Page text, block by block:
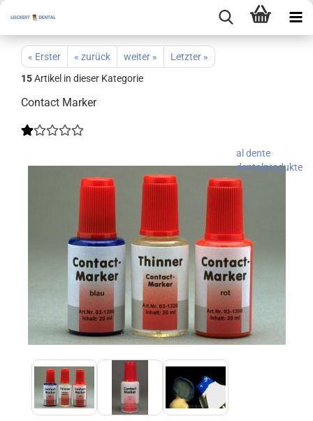
« Erster « zurück weiter »
Letzter »
15Artikel in dieser Kategorie
Contact Marker
al dente
dentalprodukte